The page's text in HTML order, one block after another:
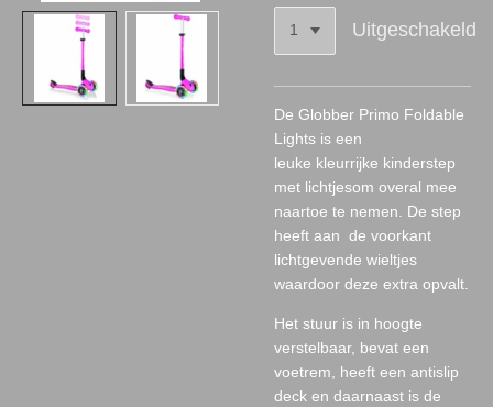
Uitgeschakeld
De Globber Primo Foldable
Lights is een
leuke kleurrijke kinderstep
met lichtjesom overal mee
naartoe te nemen. De step
heeft aan de voorkant
lichtgevende wieltjes
waardoor deze extra opvalt.
Het stuur is in hoogte
verstelbaar, bevat een
voetrem, heeft een antislip
deck en daarnaast is de